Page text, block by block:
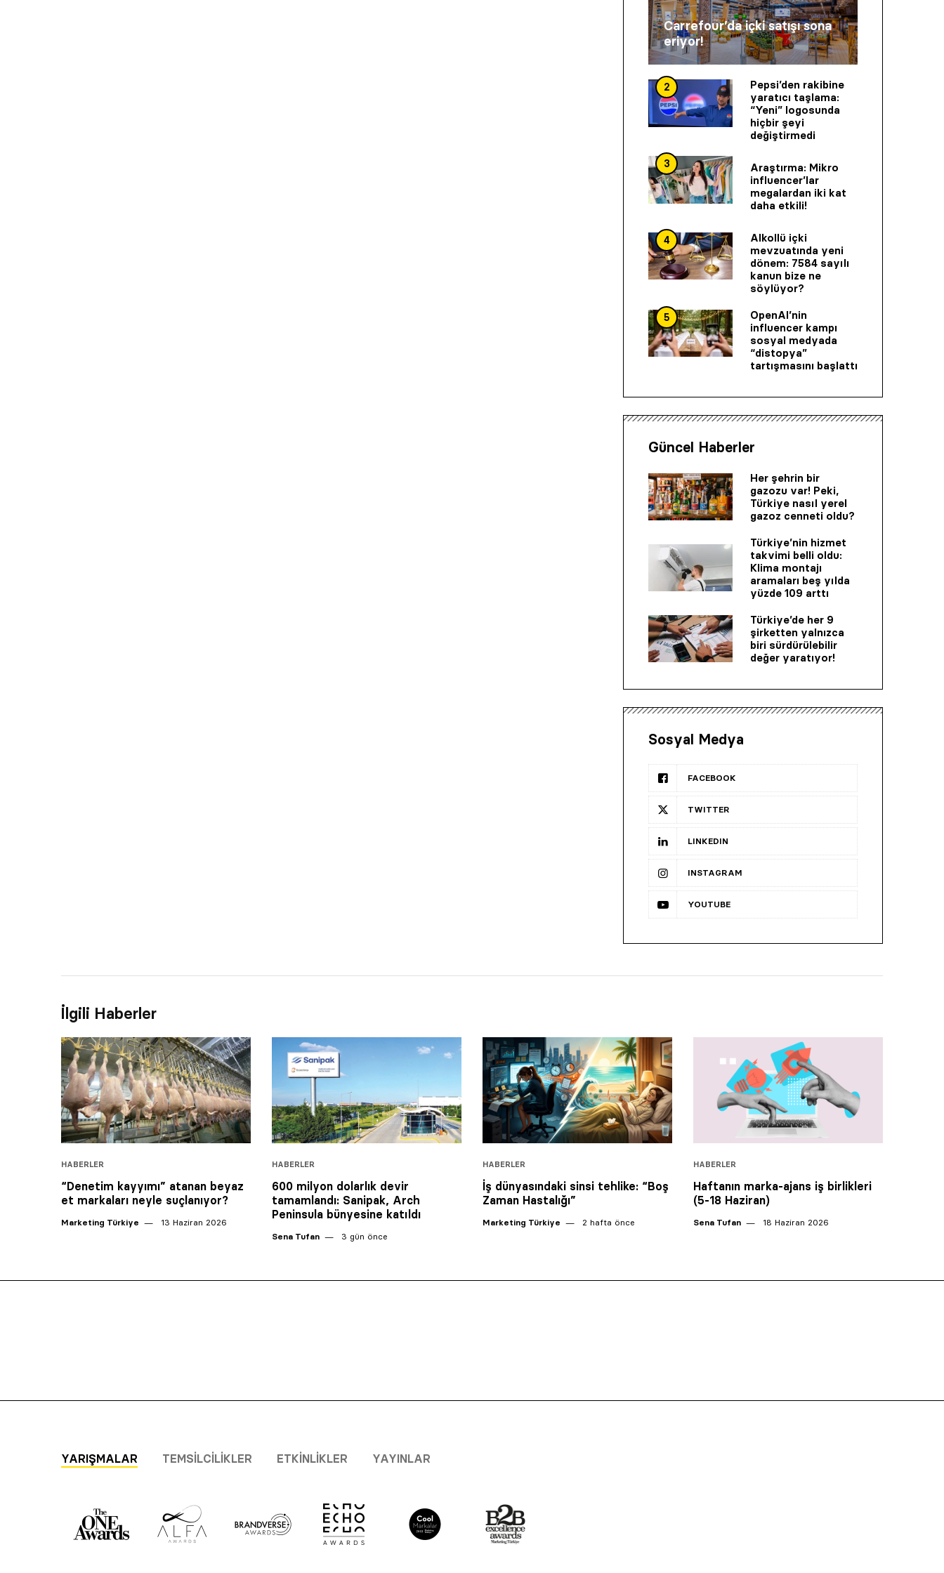
Carrefour’da içki satışı sona
eriyor!
2
Pepsi’den rakibine
yaratıcı taşlama:
“Yeni” logosunda
hiçbir şeyi
değiştirmedi
3
Araştırma: Mikro
influencer’lar
megalardan iki kat
daha etkili!
4
Alkollü içki
mevzuatında yeni
dönem: 7584 sayılı
kanun bize ne
söylüyor?
5
OpenAI’nin
influencer kampı
sosyal medyada
“distopya”
tartışmasını başlattı
Güncel Haberler
Her şehrin bir
gazozu var! Peki,
Türkiye nasıl yerel
gazoz cenneti oldu?
Türkiye’nin hizmet
takvimi belli oldu:
Klima montajı
aramaları beş yılda
yüzde 109 arttı
Türkiye’de her 9
şirketten yalnızca
biri sürdürülebilir
değer yaratıyor!
Sosyal Medya
FACEBOOK
TWITTER
LINKEDIN
INSTAGRAM
YOUTUBE
İlgili Haberler
HABERLER
“Denetim kayyımı” atanan beyaz
et markaları neyle suçlanıyor?
Marketing Türkiye 13 Haziran 2026
HABERLER
600 milyon dolarlık devir
tamamlandı: Sanipak, Arch
Peninsula bünyesine katıldı
Sena Tufan 3 gün önce
HABERLER
İş dünyasındaki sinsi tehlike: “Boş
Zaman Hastalığı”
Marketing Türkiye 2 hafta önce
HABERLER
Haftanın marka-ajans iş birlikleri
(5-18 Haziran)
Sena Tufan 18 Haziran 2026
YARIŞMALAR TEMSILCILIKLER ETKINLIKLER YAYINLAR